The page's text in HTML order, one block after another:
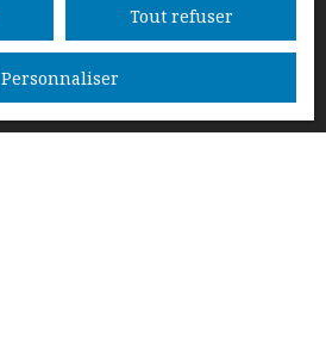
Tout refuser
Personnaliser